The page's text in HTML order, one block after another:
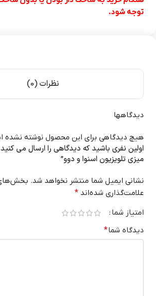
توجه شود.
نظرات (0)
دیدگاهها
هیچ دیدگاهی برای این محصول نوشته نشده
اولین نفری باشید که دیدگاهی را ارسال می کنید
میزی تلویزیون اسنوا و دوو”
نشانی ایمیل شما منتشر نخواهد شد. بخش‌های
علامت‌گذاری شده‌اند *
امتیاز شما
دیدگاه شما*